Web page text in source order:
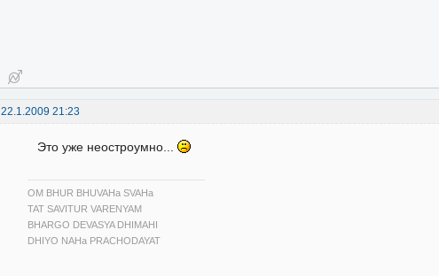
22.1.2009 21:23
Это уже неостроумно...
OM BHUR BHUVAHa SVAHa
TAT SAVITUR VARENYAM
BHARGO DEVASYA DHIMAHI
DHIYO NAHa PRACHODAYAT